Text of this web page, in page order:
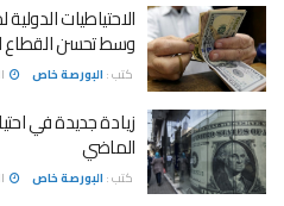
الاحتياطيات
وسط تحسن القطاع
كتب : البورصة خاص
زيادة جديدة في
الماضي
كتب : البورصة خاص